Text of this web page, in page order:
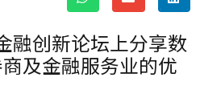
融创新论坛上分享数
及金融服务业的优